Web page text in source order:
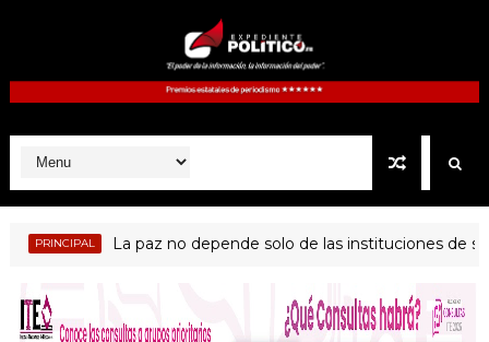
PRINCIPAL La paz no depende solo de las instituciones de